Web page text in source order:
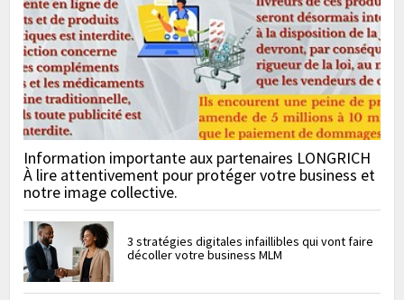
Information importante aux partenaires LONGRICH
À lire attentivement pour protéger votre business et
notre image collective.
3 stratégies digitales infaillibles qui vont faire
décoller votre business MLM